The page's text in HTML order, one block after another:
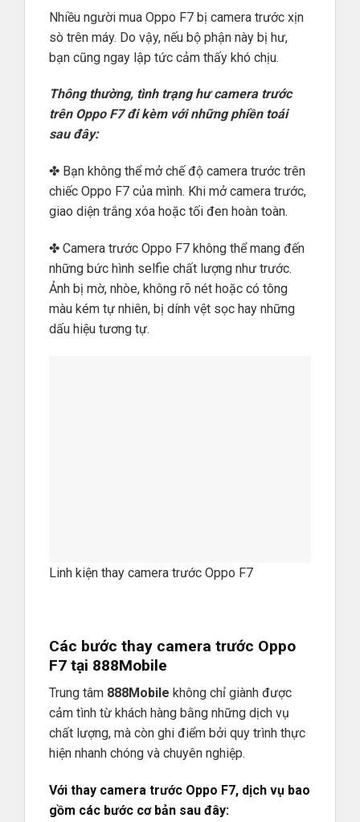
Nhiều người mua Oppo F7 bị camera trước xịn
sò trên máy. Do vậy, nếu bộ phận này bị hư,
bạn cũng ngay lập tức cảm thấy khó chịu.
Thông thường, tình trạng hư camera trước
trên Oppo F7 đi kèm với những phiền toái
sau đây:
✤ Bạn không thể mở chế độ camera trước trên
chiếc Oppo F7 của mình. Khi mở camera trước,
giao diện trắng xóa hoặc tối đen hoàn toàn.
✤ Camera trước Oppo F7 không thể mang đến
những bức hình selfie chất lượng như trước.
Ảnh bị mờ, nhòe, không rõ nét hoặc có tông
màu kém tự nhiên, bị dính vệt sọc hay những
dấu hiệu tương tự.
Linh kiện thay camera trước Oppo F7
Các bước thay camera trước Oppo
F7 tại 888Mobile
Trung tâm 888Mobile không chỉ giành được
cảm tình từ khách hàng bằng những dịch vụ
chất lượng, mà còn ghi điểm bởi quy trình thực
hiện nhanh chóng và chuyên nghiệp.
Với thay camera trước Oppo F7, dịch vụ bao
gồm các bước cơ bản sau đây: